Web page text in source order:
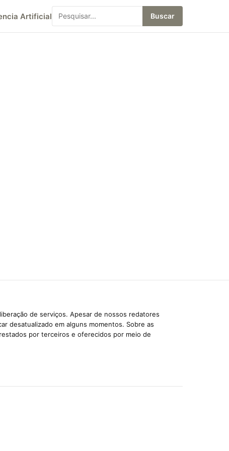
Artificial Buscar
de serviços. Apesar de nossos redatores
desatualizado em alguns momentos. Sobre as
por terceiros e oferecidos por meio de